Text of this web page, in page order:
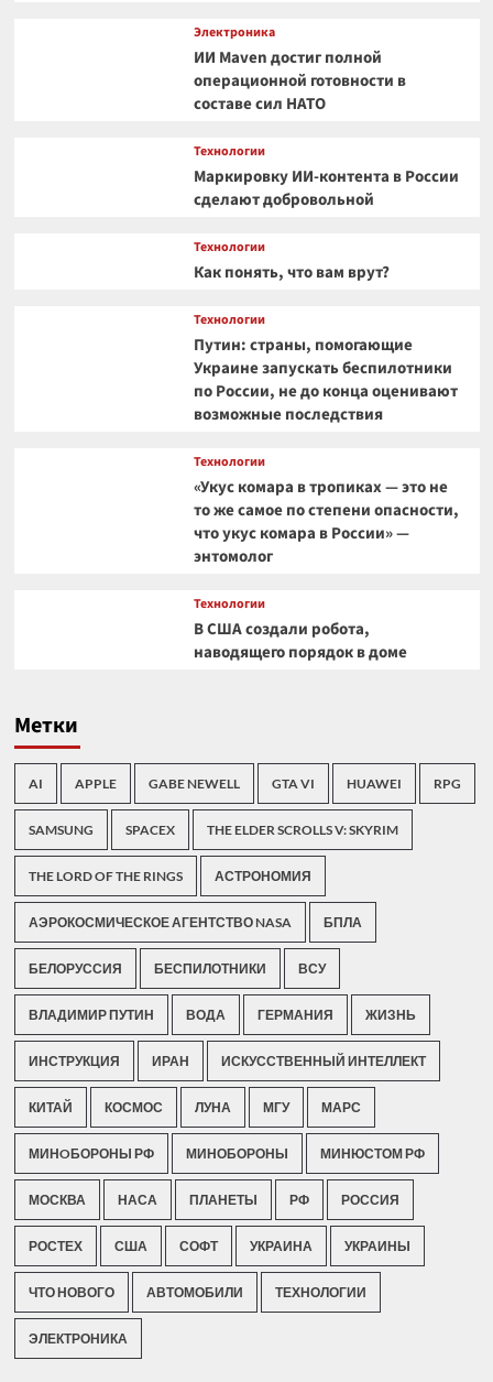
Электроника
ИИ Maven достиг полной
операционной готовности в
составе сил НАТО
Технологии
Маркировку ИИ-контента в России
сделают добровольной
Технологии
Как понять, что вам врут?
Технологии
Путин: страны, помогающие
Украине запускать беспилотники
по России, не до конца оценивают
возможные последствия
Технологии
«Укус комара в тропиках — это не
то же самое по степени опасности,
что укус комара в России» —
энтомолог
Технологии
В США создали робота,
наводящего порядок в доме
Метки
AI APPLE GABE NEWELL GTA VI HUAWEI RPG
SAMSUNG SPACEX THE ELDER SCROLLS V: SKYRIM
THE LORD OF THE RINGS АСТРОНОМИЯ
АЭРОКОСМИЧЕСКОЕ АГЕНТСТВО NASA БПЛА
БЕЛОРУССИЯ БЕСПИЛОТНИКИ ВСУ
ВЛАДИМИР ПУТИН ВОДА ГЕРМАНИЯ ЖИЗНЬ
ИНСТРУКЦИЯ ИРАН ИСКУССТВЕННЫЙ ИНТЕЛЛЕКТ
КИТАЙ КОСМОС ЛУНА МГУ МАРС
МИНOБОРОНЫ РФ МИНОБОРОНЫ МИНЮСТОМ РФ
МОСКВА НАСА ПЛАНЕТЫ РФ РОССИЯ
РОСТЕХ США СОФТ УКРАИНА УКРАИНЫ
ЧТО НОВОГО АВТОМОБИЛИ ТЕХНОЛОГИИ
ЭЛЕКТРОНИКА